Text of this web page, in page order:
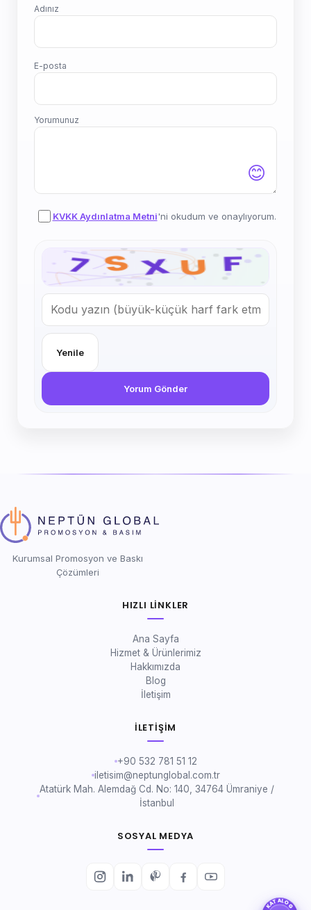
Adınız
E-posta
Yorumunuz
😊
KVKK Aydınlatma Metni'ni okudum ve onaylıyorum.
Yenile
Yorum Gönder
Kurumsal Promosyon ve Baskı
Çözümleri
HIZLI LINKLER
Ana Sayfa
Hizmet & Ürünlerimiz
Hakkımızda
Blog
İletişim
İLETIŞIM
+90 532 781 51 12
iletisim@neptunglobal.com.tr
Atatürk Mah. Alemdağ Cd. No: 140, 34764 Ümraniye /
İstanbul
SOSYAL MEDYA
KATALOG